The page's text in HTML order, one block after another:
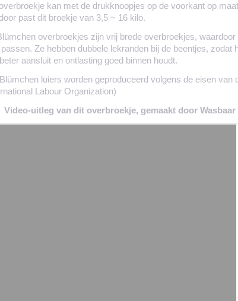
kan met de drukknoopjes op de voorkant op
past dit broekje van 3,5 ~ 16 kilo.
overbroekjes zijn vrij brede overbroekjes,
passen. Ze hebben dubbele lekranden bij de beentjes, zodat
aansluit en ontlasting goed binnen houdt.
luiers worden geproduceerd volgens de eisen van
Labour Organization)
Video-uitleg van dit overbroekje, gemaakt door